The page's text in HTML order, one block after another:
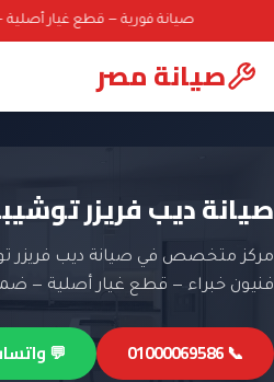
صيانة فورية — قطع غيار أصلية — ضمان 6 أشهر
صيانة مصر
صيانة ديب فريزر
مركز متخصص في صيانة ديب فريزر
فنيون خبراء — قطع غيار أصلية — ضمان 6
📞 01000069586
💬